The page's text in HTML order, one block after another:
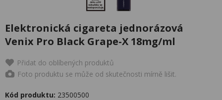
Elektronická cigareta jednorázová
Venix Pro Black Grape-X 18mg/ml
Přidat do oblíbených produktů
Foto produktu se může od skutečnosti mírně lišit.
Kód produktu: 23500500